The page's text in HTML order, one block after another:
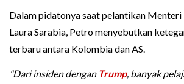
Dalam pidatonya saat pelantikan Menteri
Laura Sarabia, Petro menyebutkan
terbaru antara Kolombia dan AS.
"Dari insiden dengan Trump, banyak